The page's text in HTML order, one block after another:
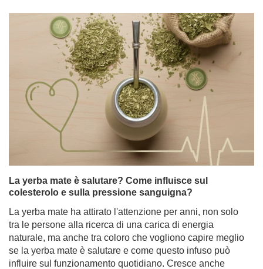
La yerba mate è salutare? Come influisce sul
colesterolo e sulla pressione sanguigna?
La yerba mate ha attirato l'attenzione per anni, non solo
tra le persone alla ricerca di una carica di energia
naturale, ma anche tra coloro che vogliono capire meglio
se la yerba mate è salutare e come questo infuso può
influire sul funzionamento quotidiano. Cresce anche